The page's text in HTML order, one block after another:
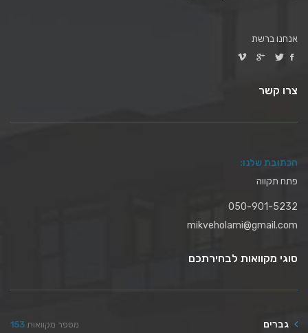
אנחנו ברשת
צרו קשר
הכתובת שלנו:
פתח תקווה
050-901-5232
mikveholami@gmail.com
סוגי מקוואות לבחירתכם
גברים 153 מספר מקוואות